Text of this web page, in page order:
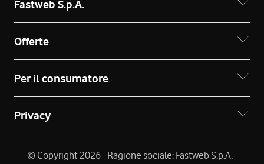
Fastweb S.p.A.
Offerte
Per il consumatore
Privacy
© Copyright 2026 - Ragione sociale: Fastweb S.p.A. -